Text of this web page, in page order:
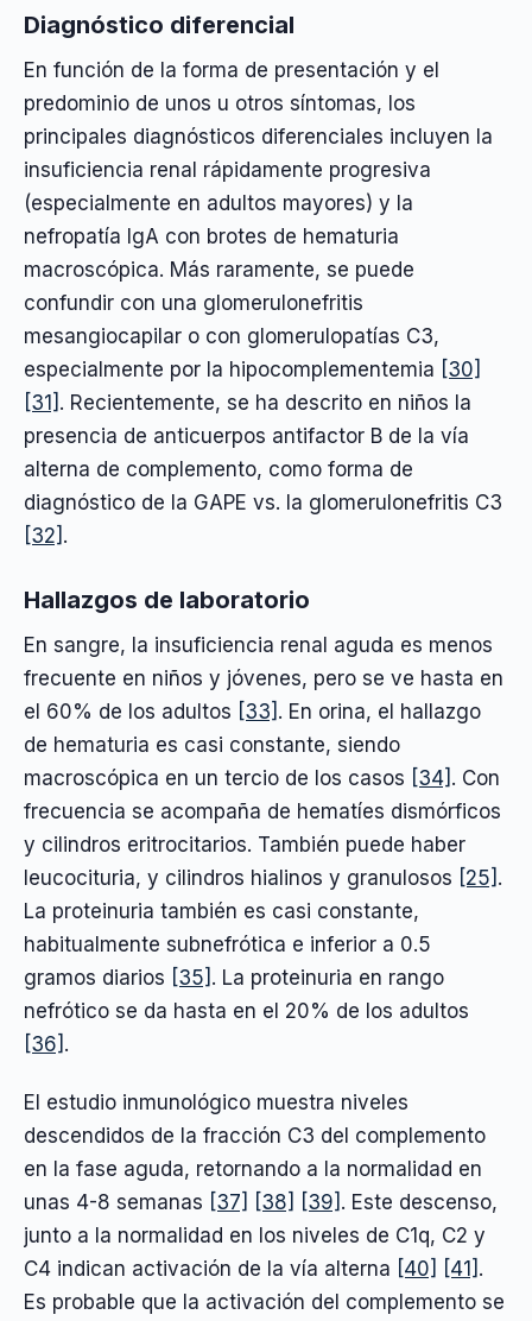
Diagnóstico diferencial
En función de la forma de presentación y el
predominio de unos u otros síntomas, los
principales diagnósticos diferenciales incluyen la
insuficiencia renal rápidamente progresiva
(especialmente en adultos mayores) y la
nefropatía IgA con brotes de hematuria
macroscópica. Más raramente, se puede
confundir con una glomerulonefritis
mesangiocapilar o con glomerulopatías C3,
especialmente por la hipocomplementemia [30]
[31] . Recientemente, se ha descrito en niños la
presencia de anticuerpos antifactor B de la vía
alterna de complemento, como forma de
diagnóstico de la GAPE vs. la glomerulonefritis C3
[32] .
Hallazgos de laboratorio
En sangre, la insuficiencia renal aguda es menos
frecuente en niños y jóvenes, pero se ve hasta en
el 60% de los adultos [33] . En orina, el hallazgo
de hematuria es casi constante, siendo
macroscópica en un tercio de los casos [34] . Con
frecuencia se acompaña de hematíes dismórficos
y cilindros eritrocitarios. También puede haber
leucocituria, y cilindros hialinos y granulosos [25] .
La proteinuria también es casi constante,
habitualmente subnefrótica e inferior a 0.5
gramos diarios [35] . La proteinuria en rango
nefrótico se da hasta en el 20% de los adultos
[36] .
El estudio inmunológico muestra niveles
descendidos de la fracción C3 del complemento
en la fase aguda, retornando a la normalidad en
unas 4-8 semanas [37] [38] [39] . Este descenso,
junto a la normalidad en los niveles de C1q, C2 y
C4 indican activación de la vía alterna [40] [41] .
Es probable que la activación del complemento se